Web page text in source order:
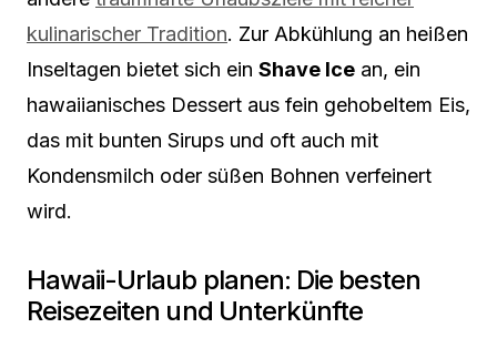
kulinarischer Tradition. Zur Abkühlung an heißen
Inseltagen bietet sich ein Shave Ice an, ein
hawaiianisches Dessert aus fein gehobeltem Eis,
das mit bunten Sirups und oft auch mit
Kondensmilch oder süßen Bohnen verfeinert
wird.
Hawaii-Urlaub planen: Die besten
Reisezeiten und Unterkünfte